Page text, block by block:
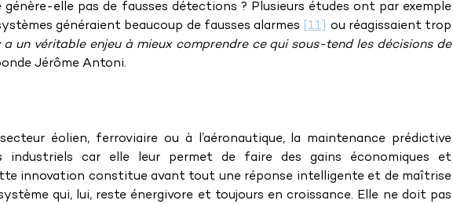
génère-elle pas de fausses détections ? Plusieurs études ont par exemple
généraient beaucoup de fausses alarmes
[11]
ou réagissaient trop
a un véritable enjeu à mieux comprendre ce qui sous-tend les décisions de
Jérôme Antoni.
secteur éolien, ferroviaire ou à l’aéronautique, la maintenance prédictive
industriels car elle leur permet de faire des gains économiques et
innovation constitue avant tout une réponse intelligente et de maîtrise
qui, lui, reste énergivore et toujours en croissance. Elle ne doit pas